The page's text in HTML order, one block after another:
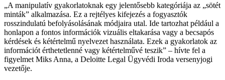
A manipulatív gyakorlatoknak egy jelentősebb kategóriája az „sötét
minták” alkalmazása. Ez a rejtélyes kifejezés a fogyasztók
rosszindulatú befolyásolásának módjaira utal. Ide tartozhat például a
honlapon a fontos információk vizuális eltakarása vagy a becsapós
kérdések és kétértelmű nyelvezet használata. Ezek a gyakorlatok az
információt érthetetlenné vagy kétértelművé teszik
– hívte fel a
figyelmet Miks Anna, a Deloitte Legal Ügyvédi Iroda versenyjogi
vezetője.